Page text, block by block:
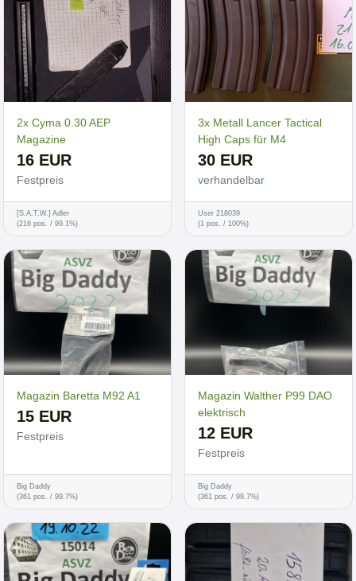
2x Cyma 0.30 AEP
Magazine
16 EUR
Festpreis
[S.A.T.W.] Adler
(216 pos. / 99.1%)
3x Metall Lancer Tactical
High Caps für M4
30 EUR
verhandelbar
User 218039
(1 pos. / 100%)
Magazin Baretta M92 A1
15 EUR
Festpreis
Big Daddy
(361 pos. / 99.7%)
Magazin Walther P99 DAO
elektrisch
12 EUR
Festpreis
Big Daddy
(361 pos. / 99.7%)